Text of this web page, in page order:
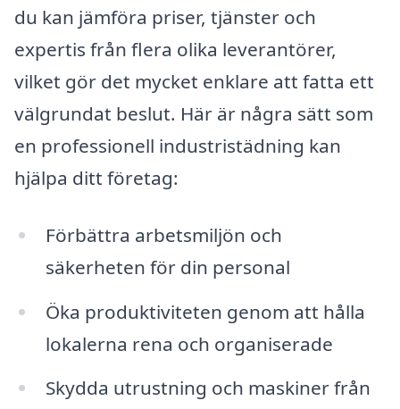
du kan jämföra priser, tjänster och
expertis från flera olika leverantörer,
vilket gör det mycket enklare att fatta ett
välgrundat beslut. Här är några sätt som
en professionell industristädning kan
hjälpa ditt företag:
Förbättra arbetsmiljön och
säkerheten för din personal
Öka produktiviteten genom att hålla
lokalerna rena och organiserade
Skydda utrustning och maskiner från